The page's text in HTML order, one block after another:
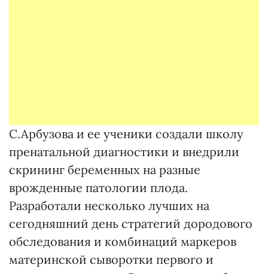
С.Арбузова и ее ученики создали школу
пренатальной диагностики и внедрили
скрининг беременных на разные
врожденные патологии плода.
Разработали несколько лучших на
сегодняшний день стратегий дородового
обследования и комбинаций маркеров
материнской сыворотки первого и